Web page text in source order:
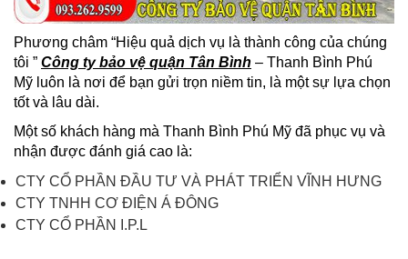
Phương châm “Hiệu quả dịch vụ là thành công của chúng
tôi ” Công ty bảo vệ quận Tân Bình – Thanh Bình Phú
Mỹ luôn là nơi để bạn gửi trọn niềm tin, là một sự lựa chọn
tốt và lâu dài.
Một số khách hàng mà Thanh Bình Phú Mỹ đã phục vụ và
nhận được đánh giá cao là:
CTY CỔ PHẦN ĐẦU TƯ VÀ PHÁT TRIỂN VĨNH HƯNG
CTY TNHH CƠ ĐIỆN Á ĐÔNG
CTY CỔ PHẦN I.P.L